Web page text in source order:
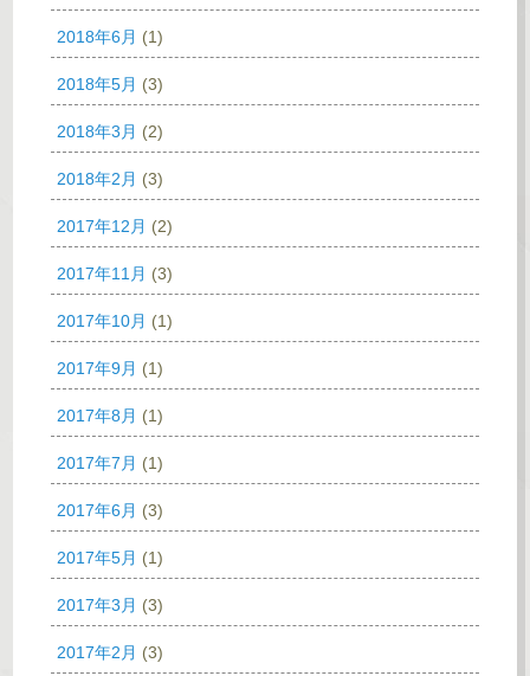
2018年6月 (1)
2018年5月 (3)
2018年3月 (2)
2018年2月 (3)
2017年12月 (2)
2017年11月 (3)
2017年10月 (1)
2017年9月 (1)
2017年8月 (1)
2017年7月 (1)
2017年6月 (3)
2017年5月 (1)
2017年3月 (3)
2017年2月 (3)